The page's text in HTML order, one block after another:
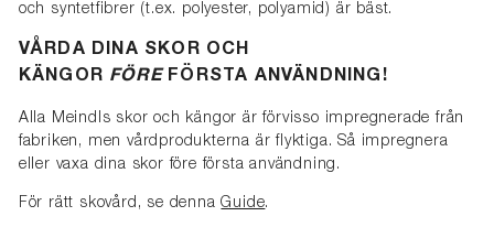
och syntetfibrer (t.ex. polyester, polyamid) är bäst.
VÅRDA DINA SKOR OCH
KÄNGOR FÖRE FÖRSTA ANVÄNDNING!
Alla Meindls skor och kängor är förvisso impregnerade från
fabriken, men vårdprodukterna är flyktiga. Så impregnera
eller vaxa dina skor före första användning.
För rätt skovård, se dennaGuide.